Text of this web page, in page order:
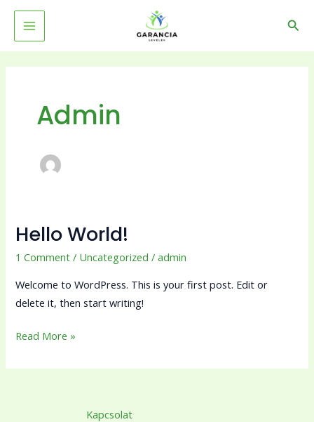
Skip
content
MAIN
MENU
Admin
Hello World!
1 Comment / Uncategorized /admin
Welcome to WordPress. This is your first post. Edit or
delete it, then start writing!
Hello
Read More »
Kapcsolat